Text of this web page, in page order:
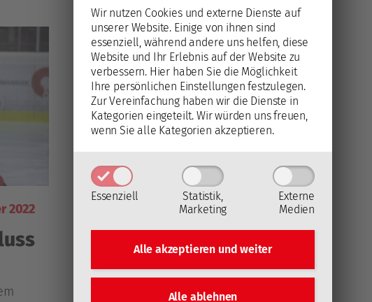
Wir nutzen Cookies und externe Dienste auf
unserer Website. Einige von ihnen sind
essenziell, während andere uns helfen, diese
Website und Ihr Erlebnis auf der Website zu
verbessern. Hier haben Sie die Möglichkeit
Ihre persönlichen Einstellungen festzulegen.
Zur Vereinfachung haben wir die Dienste in
Kategorien eingeteilt. Wir würden uns freuen,
wenn Sie alle Kategorien akzeptieren.
Essenziell
Statistik,
Marketing
Externe
Medien
Alle akzeptieren undweiter
Alle ablehnen
2022